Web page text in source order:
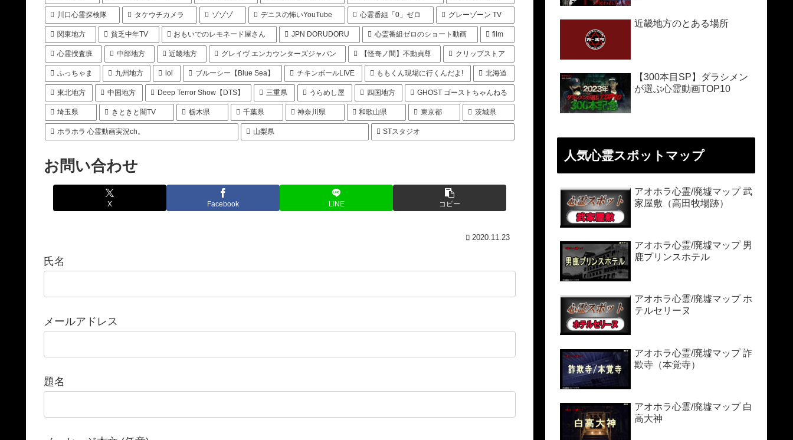
川口心霊探検隊 タケウチカメラ ゾゾゾ デニスの怖いYouTube 心霊番組「0」ゼロ グレーゾーン TV
関東地方 貧乏中年TV おもいでのレモネード屋さん JPN DORUDORU 心霊番組ゼロのショート動画 film
心霊捜査班 中部地方 近畿地方 グレイヴ エンカウンターズジャパン 【怪奇ノ間】不動貞尊 クリップストア
ふっちゃま 九州地方 lol ブルーシー【Blue Sea】 チキンボールLIVE ももくん現場に行くんだよ! 北海道
東北地方 中国地方 Deep Terror Show【DTS】 三重県 うらめし屋 四国地方 GHOST ゴーストちゃんねる
埼玉県 きときと闇TV 栃木県 千葉県 神奈川県 和歌山県 東京都 茨城県
ホラホラ 心霊動画実況ch。 山梨県 STスタジオ
お問い合わせ
X Facebook LINE コピー
2020.11.23
氏名
メールアドレス
題名
近畿地方のとある場所
【300本目SP】ダラシメン
が選ぶ心霊動画TOP10
人気心霊スポットマップ
アオホラ心霊/廃墟マップ 武
家屋敷（高田牧場跡）
アオホラ心霊/廃墟マップ 男
鹿プリンスホテル
アオホラ心霊/廃墟マップ ホ
テルセリーヌ
アオホラ心霊/廃墟マップ 詐
欺寺（本覚寺）
アオホラ心霊/廃墟マップ 白
高大神